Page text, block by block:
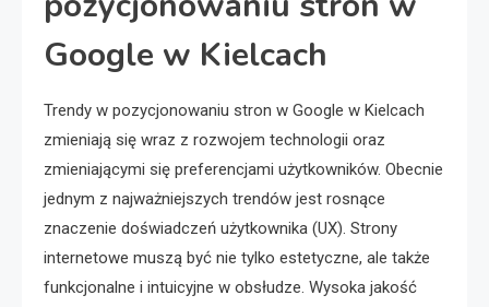
Google w Kielcach
Trendy w pozycjonowaniu stron w Google w Kielcach
zmieniają się wraz z rozwojem technologii oraz
zmieniającymi się preferencjami użytkowników. Obecnie
jednym z najważniejszych trendów jest rosnące
znaczenie doświadczeń użytkownika (UX). Strony
internetowe muszą być nie tylko estetyczne, ale także
funkcjonalne i intuicyjne w obsłudze. Wysoka jakość